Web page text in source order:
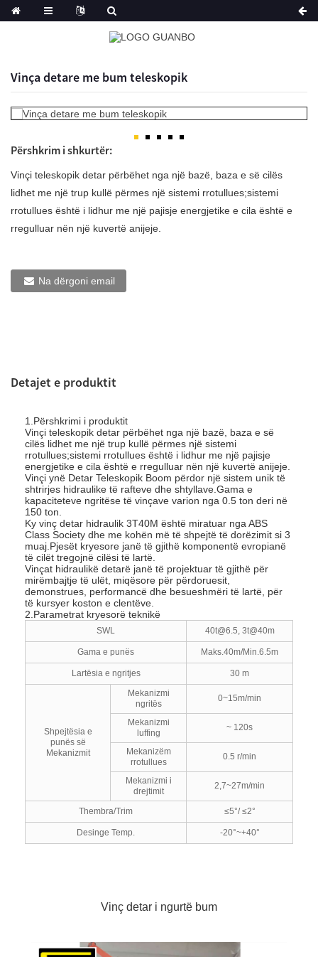
Vinça detare me bum teleskopik
Përshkrim i shkurtër:
Vinçi teleskopik detar përbëhet nga një bazë, baza e së cilës
lidhet me një trup kullë përmes një sistemi rrotullues;sistemi
rrotullues është i lidhur me një pajisje energjetike e cila është e
rregulluar nën një kuvertë anijeje.
Na dërgoni email
Detajet e produktit
1.Përshkrimi i produktit
Vinçi teleskopik detar përbëhet nga një bazë, baza e së
cilës lidhet me një trup kullë përmes një sistemi
rrotullues;sistemi rrotullues është i lidhur me një pajisje
energjetike e cila është e rregulluar nën një kuvertë anijeje.
Vinçi ynë Detar Teleskopik Boom përdor një sistem unik të
shtrirjes hidraulike të rafteve dhe shtyllave.Gama e
kapaciteteve ngritëse të vinçave varion nga 0.5 ton deri në
150 ton.
Ky vinç detar hidraulik 3T40M është miratuar nga ABS
Class Society dhe me kohën më të shpejtë të dorëzimit si 3
muaj.Pjesët kryesore janë të gjithë komponentë evropianë
të cilët tregojnë cilësi të lartë.
Vinçat hidraulikë detarë janë të projektuar të gjithë për
mirëmbajtje të ulët, miqësore për përdoruesit,
demonstrues, performancë dhe besueshmëri të lartë, për
të kursyer koston e clentëve.
2.Parametrat kryesorë teknikë
SWL 40t@6.5, 3t@40m
Gama e punës Maks.40m/Min.6.5m
Lartësia e ngritjes 30 m
Shpejtësia e
punës së
Mekanizmit
Mekanizmi
ngritës
0~15m/min
Mekanizmi
luffing
~ 120s
Mekanizëm
rrotullues
0.5 r/min
Mekanizmi i
drejtimit
2,7~27m/min
Thembra/Trim ≤5°/ ≤2°
Desinge Temp. -20°~+40°
Vinç detar i ngurtë bum